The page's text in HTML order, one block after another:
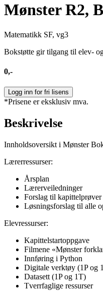
Mønster R2,
Matematikk SF, vg3
Bokstøtte gir tilgang til elev-
0,-
Logg inn for fri lisens
*Prisene er eksklusiv mva.
Beskrivelse
Innholdsoversikt i Mønster
Lærerressurser:
Årsplan
Lærerveiledninger
Forslag til kapittelprøver
Løsningsforslag til alle
Elevressurser:
Kapittelstartoppgave
Filmene «Mønster
Innføring i Python
Digitale verktøy (1P og
Datasett (1P og 1T)
Tverrfaglige ressurser